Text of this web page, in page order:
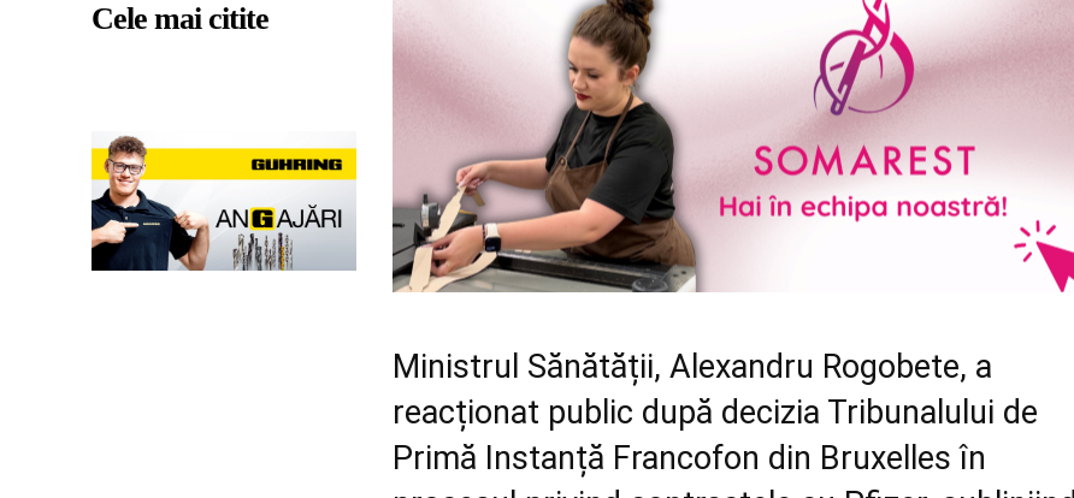
Cele mai citite
Ministrul Sănătății, Alexandru Rogobete, a
reacționat public după decizia Tribunalului de
Primă Instanță Francofon din Bruxelles în